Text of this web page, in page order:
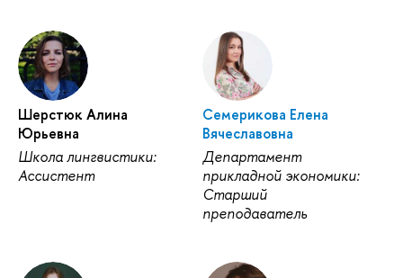
Шерстюк Алина
Юрьевна
Школа лингвистики:
Ассистент
Семерикова Елена
Вячеславовна
Департамент
прикладной экономики:
Старший
преподаватель